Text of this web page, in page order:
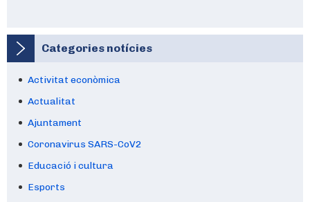
Categories notícies
Activitat econòmica
Actualitat
Ajuntament
Coronavirus SARS-CoV2
Educació i cultura
Esports